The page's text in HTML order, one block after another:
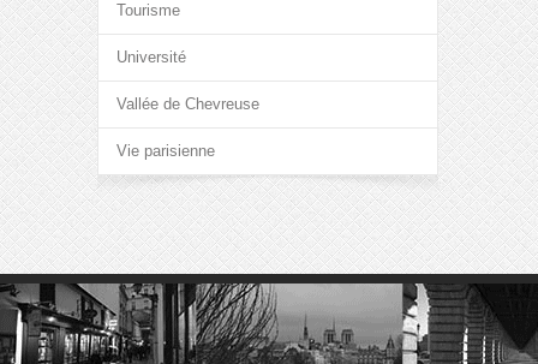
Tourisme
Université
Vallée de Chevreuse
Vie parisienne